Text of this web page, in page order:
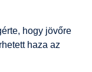
hogy jövőre
haza az